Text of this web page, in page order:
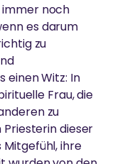
immer noch
es darum
zu
einen Witz: In
Frau, die
zu
Priesterin dieser
ihre